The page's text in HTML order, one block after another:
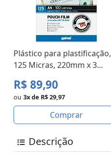
Plástico para plastificação,
125 Micras, 220mm x 3...
R$ 89,90
ou 3x de R$ 29,97
Comprar
Descrição